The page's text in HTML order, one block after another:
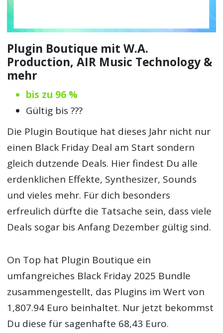
Plugin Boutique mit W.A.
Production, AIR Music Technology &
mehr
bis zu 96 %
Gültig bis ???
Die Plugin Boutique hat dieses Jahr nicht nur
einen Black Friday Deal am Start sondern
gleich dutzende Deals. Hier findest Du alle
erdenklichen Effekte, Synthesizer, Sounds
und vieles mehr. Für dich besonders
erfreulich dürfte die Tatsache sein, dass viele
Deals sogar bis Anfang Dezember gültig sind.
On Top hat Plugin Boutique ein
umfangreiches Black Friday 2025 Bundle
zusammengestellt, das Plugins im Wert von
1,807.94 Euro beinhaltet. Nur jetzt bekommst
Du diese für sagenhafte 68,43 Euro.